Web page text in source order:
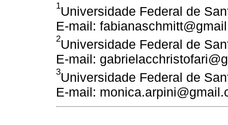
1Universidade Federal de
E-mail:
2Universidade Federal de
E-mail:
3Universidade Federal de
E-mail: